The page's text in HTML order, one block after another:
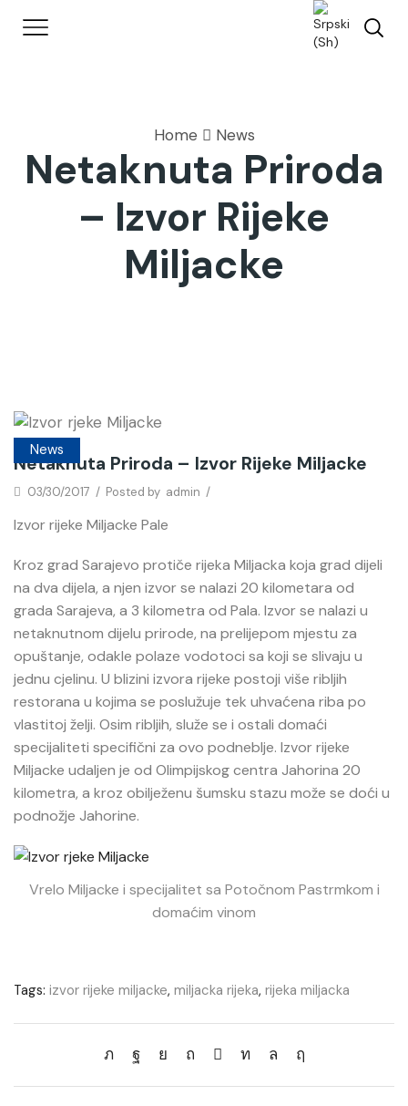
Home News
Netaknuta Priroda
– Izvor Rijeke
Miljacke
News
Netaknuta Priroda – Izvor Rijeke Miljacke
03/30/2017 / Posted by admin /
Izvor rijeke Miljacke Pale
Kroz grad Sarajevo protiče rijeka Miljacka koja grad dijeli
na dva dijela, a njen izvor se nalazi 20 kilometara od
grada Sarajeva, a 3 kilometra od Pala. Izvor se nalazi u
netaknutnom dijelu prirode, na prelijepom mjestu za
opuštanje, odakle polaze vodotoci sa koji se slivaju u
jednu cjelinu. U blizini izvora rijeke postoji više ribljih
restorana u kojima se poslužuje tek uhvaćena riba po
vlastitoj želji. Osim ribljih, služe se i ostali domaći
specijaliteti specifični za ovo podneblje. Izvor rijeke
Miljacke udaljen je od Olimpijskog centra Jahorina 20
kilometra, a kroz obilježenu šumsku stazu može se doći u
podnožje Jahorine.
Vrelo Miljacke i specijalitet sa Potočnom Pastrmkom i
domaćim vinom
Tags: izvor rijeke miljacke, miljacka rijeka, rijeka miljacka